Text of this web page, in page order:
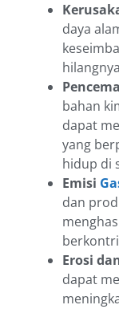
daya
bahan
dapat
yang
hidup di
Emisi
dan
Erosi
dapat